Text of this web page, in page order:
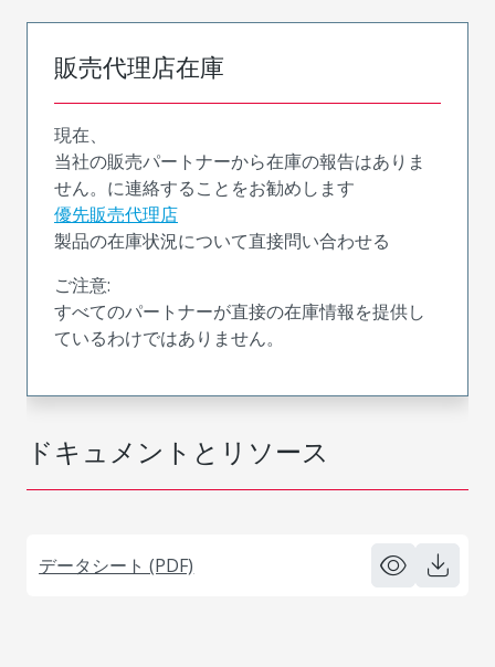
ドキュメントとリソース
データシート (PDF)
販売代理店在庫
現在、
当社の販売パートナーから在庫の報告はありま
せん。に連絡することをお勧めします
優先販売代理店
製品の在庫状況について直接問い合わせる
ご注意:
すべてのパートナーが直接の在庫情報を提供し
ているわけではありません。